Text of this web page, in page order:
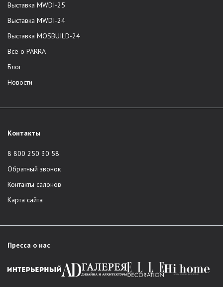
Выставка MWDI-25
Выставка MWDI-24
Выставка MOSBUILD-24
Всё о PARRA
Блог
Новости
Контакты
8 800 250 30 58
Обратный звонок
Контакты салонов
Карта сайта
Пресса о нас